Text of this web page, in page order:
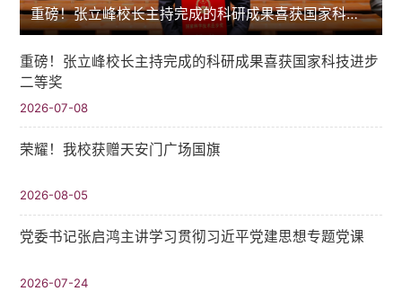
重磅！张立峰校长主持完成的科研成果喜获国家科技进步二等奖
重磅！张立峰校长主持完成的科研成果喜获国家科技进步
二等奖
2026-07-08
荣耀！我校获赠天安门广场国旗
2026-08-05
党委书记张启鸿主讲学习贯彻习近平党建思想专题党课
2026-07-24